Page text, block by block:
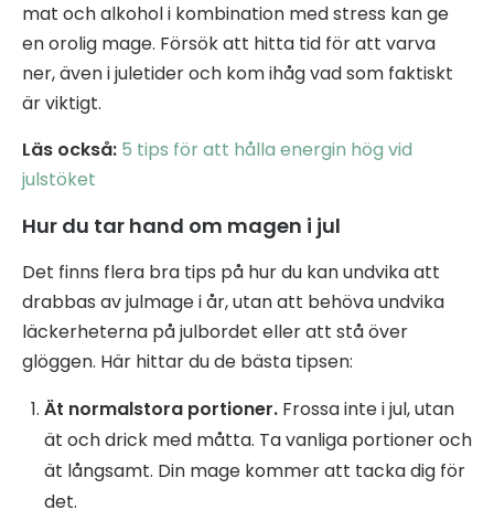
mat och alkohol i kombination med stress kan ge
en orolig mage. Försök att hitta tid för att varva
ner, även i juletider och kom ihåg vad som faktiskt
är viktigt.
Läs också: 5 tips för att hålla energin hög vid
julstöket
Hur du tar hand om magen i jul
Det finns flera bra tips på hur du kan undvika att
drabbas av julmage i år, utan att behöva undvika
läckerheterna på julbordet eller att stå över
glöggen. Här hittar du de bästa tipsen:
Ät normalstora portioner. Frossa inte i jul, utan
ät och drick med måtta. Ta vanliga portioner och
ät långsamt. Din mage kommer att tacka dig för
det.